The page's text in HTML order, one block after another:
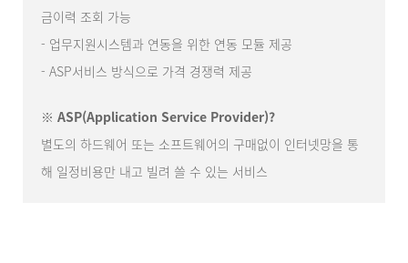
금이력 조회 가능
- 업무지원시스템과 연동을 위한 연동 모듈 제공
- ASP서비스 방식으로 가격 경쟁력 제공
※ ASP(Application Service Provider)?
별도의 하드웨어 또는 소프트웨어의 구매없이 인터넷망을 통
해 일정비용만 내고 빌려 쓸 수 있는 서비스